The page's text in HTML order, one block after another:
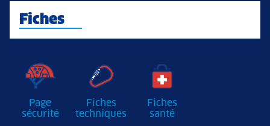
Fiches
Page
sécurité
Fiches
techniques
Fiches
santé